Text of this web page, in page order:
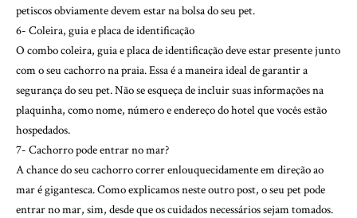
petiscos obviamente devem estar na bolsa do seu pet.
6- Coleira, guia e placa de identificação
O combo coleira, guia e placa de identificação deve estar presente junto
com o seu cachorro na praia. Essa é a maneira ideal de garantir a
segurança do seu pet. Não se esqueça de incluir suas informações na
plaquinha, como nome, número e endereço do hotel que vocês estão
hospedados.
7- Cachorro pode entrar no mar?
A chance do seu cachorro correr enlouquecidamente em direção ao
mar é gigantesca. Como explicamos neste outro post, o seu pet pode
entrar no mar, sim, desde que os cuidados necessários sejam tomados.